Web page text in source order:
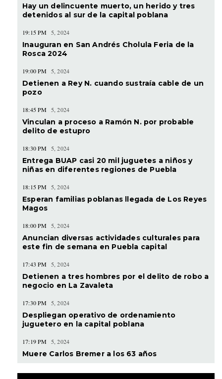
Hay un delincuente muerto, un herido y tres
detenidos al sur de la capital poblana
19:15 PM 5, 2024
Inauguran en San Andrés Cholula Feria de la
Rosca 2024
19:00 PM 5, 2024
Detienen a Rey N. cuando sustraía cable de un
pozo
18:45 PM 5, 2024
Vinculan a proceso a Ramón N. por probable
delito de estupro
18:30 PM 5, 2024
Entrega BUAP casi 20 mil juguetes a niños y
niñas en diferentes regiones de Puebla
18:15 PM 5, 2024
Esperan familias poblanas llegada de Los Reyes
Magos
18:00 PM 5, 2024
Anuncian diversas actividades culturales para
este fin de semana en Puebla capital
17:43 PM 5, 2024
Detienen a tres hombres por el delito de robo a
negocio en La Zavaleta
17:30 PM 5, 2024
Despliegan operativo de ordenamiento
juguetero en la capital poblana
17:19 PM 5, 2024
Muere Carlos Bremer a los 63 años